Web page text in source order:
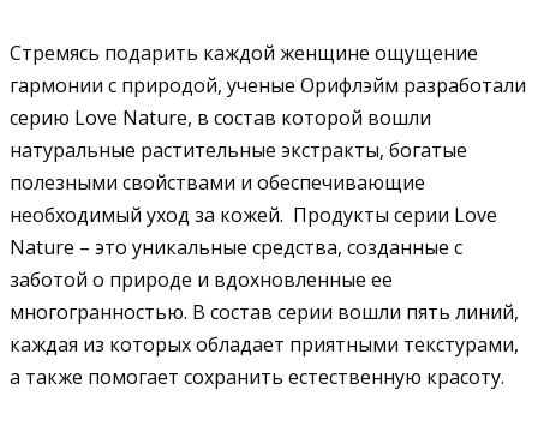
Стремясь подарить каждой женщине ощущение
гармонии с природой, ученые Орифлэйм разработали
серию Love Nature, в состав которой вошли
натуральные растительные экстракты, богатые
полезными свойствами и обеспечивающие
необходимый уход за кожей. Продукты серии Love
Nature – это уникальные средства, созданные с
заботой о природе и вдохновленные ее
многогранностью. В состав серии вошли пять линий,
каждая из которых обладает приятными текстурами,
а также помогает сохранить естественную красоту.